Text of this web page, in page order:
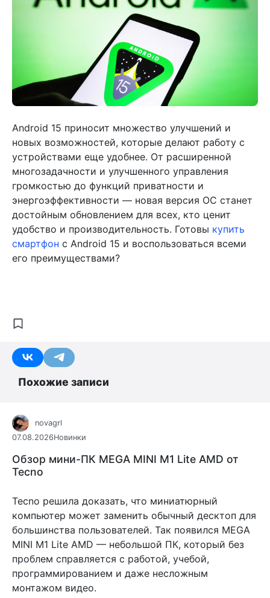
Android 15 приносит множество улучшений и
новых возможностей, которые делают работу с
устройствами еще удобнее. От расширенной
многозадачности и улучшенного управления
громкостью до функций приватности и
энергоэффективности — новая версия ОС станет
достойным обновлением для всех, кто ценит
удобство и производительность. Готовы купить
смартфон с Android 15 и воспользоваться всеми
его преимуществами?
Похожие записи
novagrl
07.08.2026Новинки
Обзор мини-ПК MEGA MINI M1 Lite AMD от
Tecno
Tecno решила доказать, что миниатюрный
компьютер может заменить обычный десктоп для
большинства пользователей. Так появился MEGA
MINI M1 Lite AMD — небольшой ПК, который без
проблем справляется с работой, учебой,
программированием и даже несложным
монтажом видео.